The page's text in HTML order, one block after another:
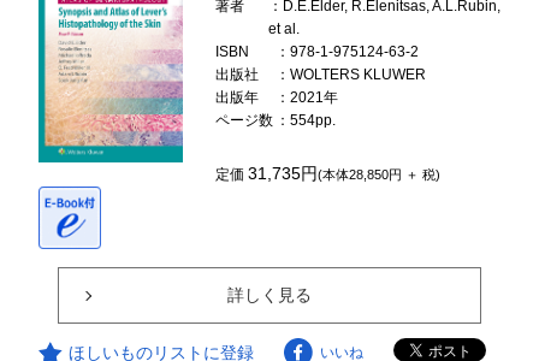
著者
：D.E.Elder, R.Elenitsas, A.L.Rubin,
et al.
ISBN
：978-1-975124-63-2
出版社
：WOLTERS KLUWER
出版年
：2021年
ページ数 ：554pp.
定価31,735円(本体28,850円 ＋ 税)
詳しく見る
ほしいものリストに登録 いいね